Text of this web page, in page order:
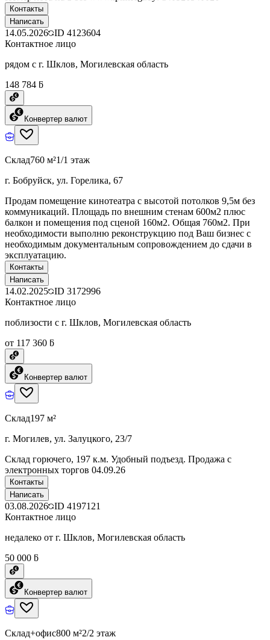
Контакты
Написать
14.05.2026 ID 4123604
Контактное лицо
рядом с г. Шклов, Могилевская область
148 784 ƃ
Конвертер валют
Склад760 м²1/1 этаж
г. Бобруйск, ул. Горелика, 67
Продам помещение кинотеатра с высотой потолков 9,5м без
коммуникаций. Площадь по внешним стенам 600м2 плюс
балкон и помещения под сценой 160м2. Общая 760м2. При
необходимости выполню реконструкцию под Ваш бизнес с
необходимым документальным сопровождением до сдачи в
эксплуатацию.
Контакты
Написать
14.02.2025 ID 3172996
Контактное лицо
поблизости с г. Шклов, Могилевская область
от 117 360 ƃ
Конвертер валют
Склад197 м²
г. Могилев, ул. Залуцкого, 23/7
Склад горючего, 197 к.м. Удобный подъезд. Продажа с
электронных торгов 04.09.26
Контакты
Написать
03.08.2026 ID 4197121
Контактное лицо
недалеко от г. Шклов, Могилевская область
50 000 ƃ
Конвертер валют
Склад+офис800 м²2/2 этаж